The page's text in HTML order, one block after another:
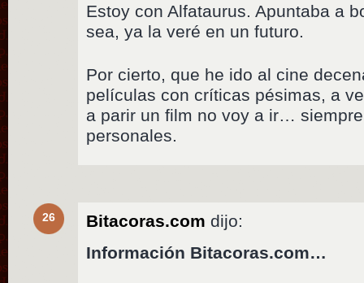
Estoy con Alfataurus. Apuntaba a
sea, ya la veré en un futuro.
Por cierto, que he ido al cine
películas con críticas pésimas, a
a parir un film no voy a ir…
personales.
26 Bitacoras.com dijo:
Información Bitacoras.com…